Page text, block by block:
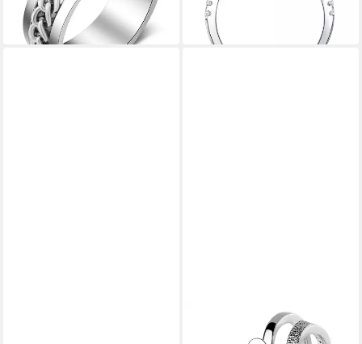
12,90 €
in 5-6 Werktagen bei dir
-42%
in 3-4 Werktagen bei dir